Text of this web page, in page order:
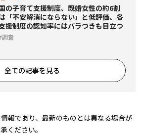
の子育て支援制度、既婚女性の約6割
「不安解消にならない」と低評価、各
援制度の認知率にはバラつきも目立つ
調査
全ての記事を見る
報であり、最新のものとは異なる場合が
ください。